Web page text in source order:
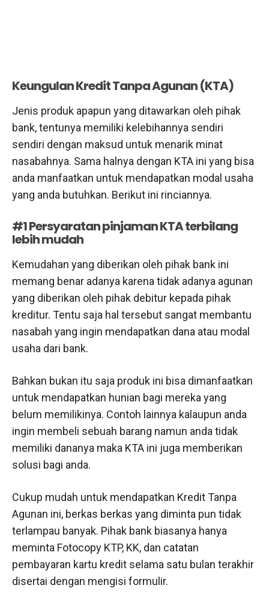
Keungulan Kredit Tanpa Agunan (KTA)
Jenis produk apapun yang ditawarkan oleh pihak
bank, tentunya memiliki kelebihannya sendiri
sendiri dengan maksud untuk menarik minat
nasabahnya. Sama halnya dengan KTA ini yang bisa
anda manfaatkan untuk mendapatkan modal usaha
yang anda butuhkan. Berikut ini rinciannya.
#1 Persyaratan pinjaman KTA terbilang
lebih mudah
Kemudahan yang diberikan oleh pihak bank ini
memang benar adanya karena tidak adanya agunan
yang diberikan oleh pihak debitur kepada pihak
kreditur. Tentu saja hal tersebut sangat membantu
nasabah yang ingin mendapatkan dana atau modal
usaha dari bank.
Bahkan bukan itu saja produk ini bisa dimanfaatkan
untuk mendapatkan hunian bagi mereka yang
belum memilikinya. Contoh lainnya kalaupun anda
ingin membeli sebuah barang namun anda tidak
memiliki dananya maka KTA ini juga memberikan
solusi bagi anda.
Cukup mudah untuk mendapatkan Kredit Tanpa
Agunan ini, berkas berkas yang diminta pun tidak
terlampau banyak. Pihak bank biasanya hanya
meminta Fotocopy KTP, KK, dan catatan
pembayaran kartu kredit selama satu bulan terakhir
disertai dengan mengisi formulir.